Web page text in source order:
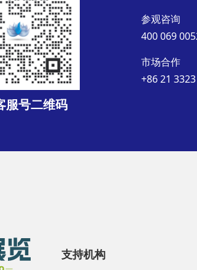
服号二维码
参观咨询
400 069
市场合作
+86 21
支持机构